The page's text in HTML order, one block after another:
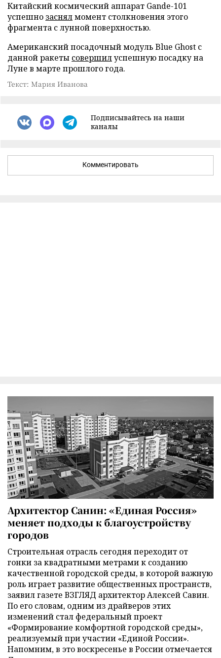
Китайский космический аппарат Gande-101
успешно заснялмомент столкновения этого
фрагмента с лунной поверхностью.
Американский посадочный модуль Blue Ghost с
данной ракеты совершилуспешную посадку на
Луне в марте прошлого года.
Текст: Мария Иванова
Подписывайтесь на наши
каналы
Комментировать
Архитектор Санин: «Единая Россия»
меняет подходы к благоустройству
городов
Строительная отрасль сегодня переходит от
гонки за квадратными метрами к созданию
качественной городской среды, в которой важную
роль играет развитие общественных пространств,
заявил газете ВЗГЛЯД архитектор Алексей Савин.
По его словам, одним из драйверов этих
изменений стал федеральный проект
«Формирование комфортной городской среды»,
реализуемый при участии «Единой России».
Напомним, в это воскресенье в России отмечается